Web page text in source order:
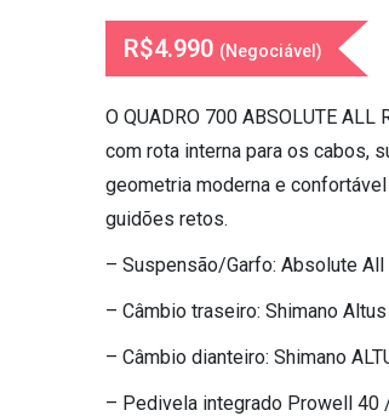
R$4.990 (Negociável)
O QUADRO 700 ABSOLUTE
com rota interna para os cabos,
geometria moderna e
guidões retos.
– Suspensão/Garfo: Absolute All
– Câmbio traseiro: Shimano Altus
– Câmbio dianteiro: Shimano
– Pedivela integrado Prowell 40